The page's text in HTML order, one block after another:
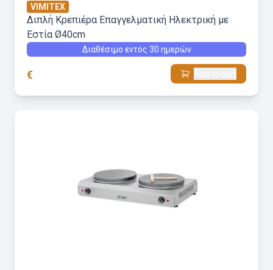
VIMITEX
Διπλή Κρεπιέρα Επαγγελματική Ηλεκτρική με
Εστία Ø40cm
Διαθέσιμο εντός 30 ημερών
€